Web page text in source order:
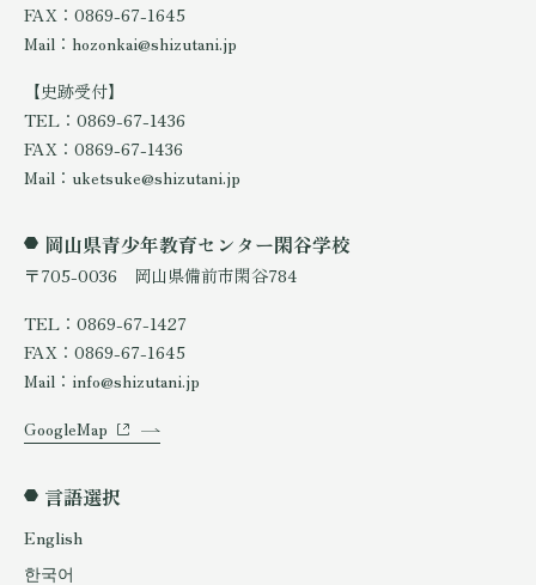
FAX：0869-67-1645
Mail：hozonkai@shizutani.jp
【史跡受付】
TEL：0869-67-1436
FAX：0869-67-1436
Mail：uketsuke@shizutani.jp
岡山県青少年教育センター閑谷学校
〒705-0036 岡山県備前市閑谷784
TEL：0869-67-1427
FAX：0869-67-1645
Mail：info@shizutani.jp
GoogleMap
言語選択
English
한국어